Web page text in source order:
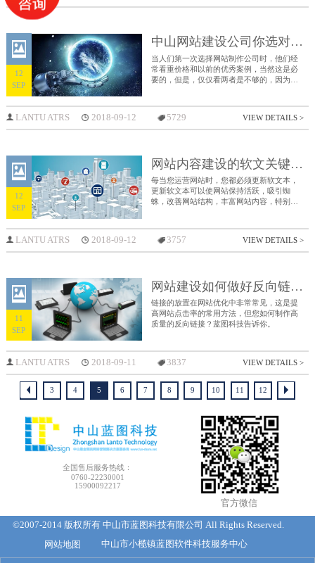
12
SEP
中山网站建设公司你选对了吗？
当人们第一次选择网站制作公司时，他们经
常看重价格和以前的优秀案例，当然这是必
要的，但是，仅仅看两者是不够的，因为忽
LANTU ATRS 2018-09-12 5729 VIEW DETAILS >
12
SEP
网站内容建设的软文关键词该如何布局？
每当您运营网站时，您都必须更新软文本，
更新软文本可以使网站保持活跃，吸引蜘
蛛，改善网站结构，丰富网站内容，特别是
LANTU ATRS 2018-09-12 3757 VIEW DETAILS >
11
SEP
网站建设如何做好反向链接？
链接的放置在网站优化中非常常见，这是提
高网站点击率的常用方法，但您如何制作高
质量的反向链接？蓝图科技告诉你。
LANTU ATRS 2018-09-11 3837 VIEW DETAILS >
3 4 5 6 7 8 9 10 11 12
全国售后服务热线：
0760-22230001
15900092217
官方微信
©2007-2014 版权所有 中山市蓝图科技有限公司 All Rights Reserved.
中山市小榄镇蓝图软件科技服务中心
网站地图